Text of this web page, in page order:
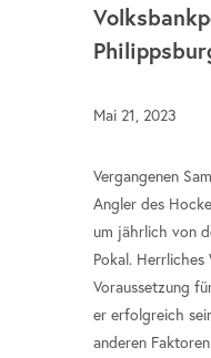
Mai 21, 2023
Vergangenen
Angler des
um jährlich von
Pokal.
Voraussetzung
er erfolgreich
anderen